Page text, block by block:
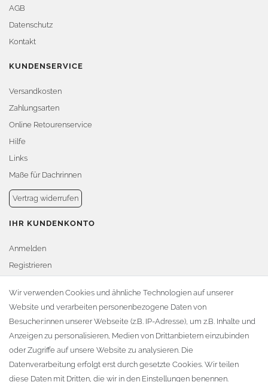
AGB
Datenschutz
Kontakt
KUNDENSERVICE
Versandkosten
Zahlungsarten
Online Retourenservice
Hilfe
Links
Maße für Dachrinnen
Vertrag widerrufen
IHR KUNDENKONTO
Anmelden
Registrieren
Warenkorb
Zur Kasse
KONTAKT
Fa. Steffen Jost
Söbrigener Weg 50
Wir verwenden Cookies und ähnliche Technologien auf unserer
Website und verarbeiten personenbezogene Daten von
Besucher:innen unserer Webseite (z.B. IP-Adresse), um z.B. Inhalte und
Anzeigen zu personalisieren, Medien von Drittanbietern einzubinden
oder Zugriffe auf unsere Website zu analysieren. Die
Datenverarbeitung erfolgt erst durch gesetzte Cookies. Wir teilen
diese Daten mit Dritten, die wir in den Einstellungen benennen.